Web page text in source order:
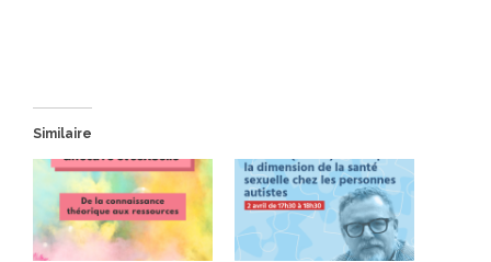
Similaire